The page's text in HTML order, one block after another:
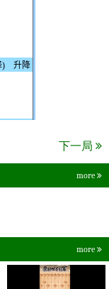
下一局
more
more